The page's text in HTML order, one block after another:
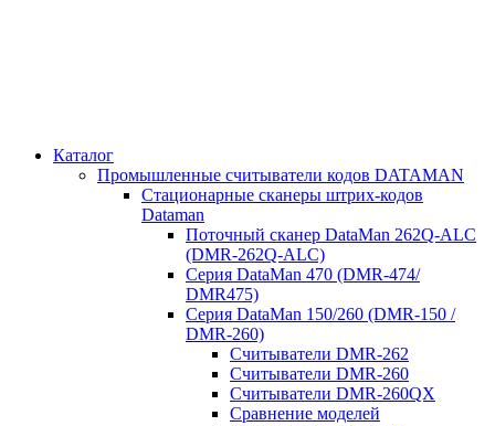
Каталог
Промышленные считыватели кодов DATAMAN
Стационарные сканеры штрих-кодов
Dataman
Поточный сканер DataMan 262Q-ALC
(DMR-262Q-ALC)
Серия DataMan 470 (DMR-474/
DMR475)
Cерия DataMan 150/260 (DMR-150 /
DMR-260)
Считыватели DMR-262
Считыватели DMR-260
Считыватели DMR-260QX
Сравнение моделей